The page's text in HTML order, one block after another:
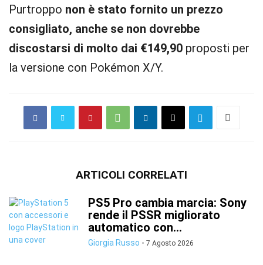
Purtroppo non è stato fornito un prezzo
consigliato, anche se non dovrebbe
discostarsi di molto dai €149,90 proposti per
la versione con Pokémon X/Y.
ARTICOLI CORRELATI
PS5 Pro cambia marcia: Sony
rende il PSSR migliorato
automatico con...
Giorgia Russo - 7 Agosto 2026